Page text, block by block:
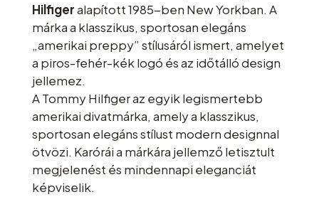
Hilfigeralapított 1985-ben New Yorkban. A
márka a klasszikus, sportosan elegáns
„amerikai preppy” stílusáról ismert, amelyet
a piros-fehér-kék logó és az időtálló design
jellemez.
A Tommy Hilfiger az egyik legismertebb
amerikai divatmárka, amely a klasszikus,
sportosan elegáns stílust modern designnal
ötvözi. Karórái a márkára jellemző letisztult
megjelenést és mindennapi eleganciát
képviselik.